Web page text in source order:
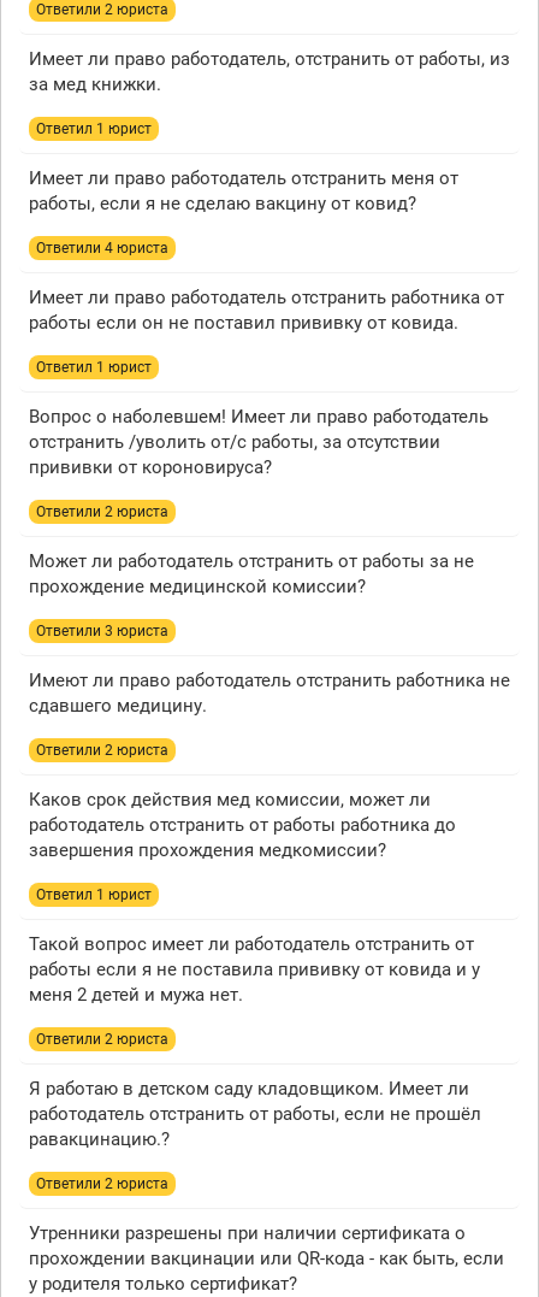
Ответили 2 юристa
Имеет ли право работодатель, отстранить от работы, из
за мед книжки.
Ответил 1 юрист
Имеет ли право работодатель отстранить меня от
работы, если я не сделаю вакцину от ковид?
Ответили 4 юристa
Имеет ли право работодатель отстранить работника от
работы если он не поставил прививку от ковида.
Ответил 1 юрист
Вопрос о наболевшем! Имеет ли право работодатель
отстранить /уволить от/с работы, за отсутствии
прививки от короновируса?
Ответили 2 юристa
Может ли работодатель отстранить от работы за не
прохождение медицинской комиссии?
Ответили 3 юристa
Имеют ли право работодатель отстранить работника не
сдавшего медицину.
Ответили 2 юристa
Каков срок действия мед комиссии, может ли
работодатель отстранить от работы работника до
завершения прохождения медкомиссии?
Ответил 1 юрист
Такой вопрос имеет ли работодатель отстранить от
работы если я не поставила прививку от ковида и у
меня 2 детей и мужа нет.
Ответили 2 юристa
Я работаю в детском саду кладовщиком. Имеет ли
работодатель отстранить от работы, если не прошёл
равакцинацию.?
Ответили 2 юристa
Утренники разрешены при наличии сертификата о
прохождении вакцинации или QR-кода - как быть, если
у родителя только сертификат?